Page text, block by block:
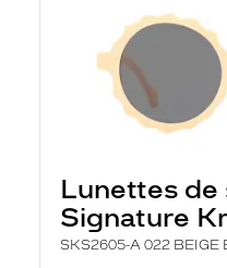
Lunettes de
Signature
SKS2605-A 022 BEIGE